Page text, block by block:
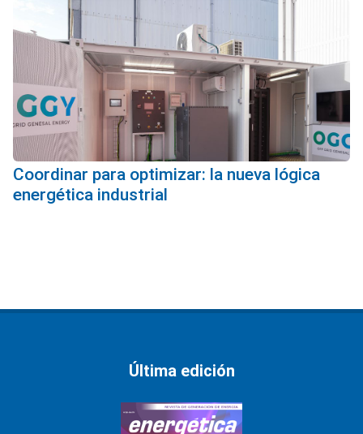
Coordinar para optimizar: la nueva lógica
energética industrial
Última edición